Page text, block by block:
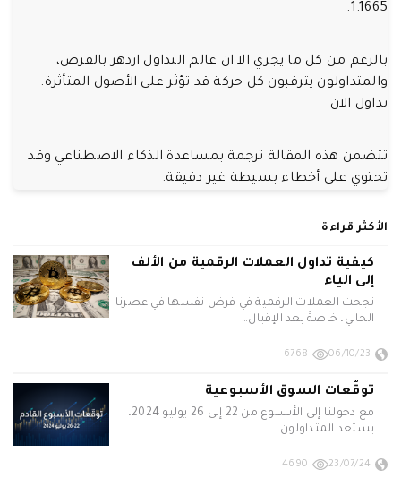
1.1665.
بالرغم من كل ما يجري الا ان عالم التداول ازدهر بالفرص،
والمتداولون يترقبون كل حركة قد تؤثر على الأصول المتأثرة.
تداول الآن
تتضمن هذه المقالة ترجمة بمساعدة الذكاء الاصطناعي وقد
تحتوي على أخطاء بسيطة غير دقيقة.
الأكثر قراءة
كيفية تداول العملات الرقمية من الألف
إلى الياء
نجحت العملات الرقمية في فرض نفسها في عصرنا
الحالي، خاصةً بعد الإقبال…
06/10/23
6768
توقّعات السوق الأسبوعية
مع دخولنا إلى الأسبوع من 22 إلى 26 يوليو 2024،
يستعد المتداولون…
23/07/24
4690